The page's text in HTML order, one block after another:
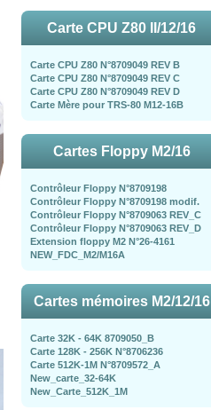
Carte CPU Z80 II/12/16
Carte CPU Z80 N°8709049 REV B
Carte CPU Z80 N°8709049 REV C
Carte CPU Z80 N°8709049 REV D
Carte Mère pour TRS-80 M12-16B
Cartes Floppy M2/16
Contrôleur Floppy N°8709198
Contrôleur Floppy N°8709198 modif.
Contrôleur Floppy N°8709063 REV_C
Contrôleur Floppy N°8709063 REV_D
Extension floppy M2 N°26-4161
NEW_FDC_M2/M16A
Cartes mémoires M2/12/16
Carte 32K - 64K 8709050_B
Carte 128K - 256K N°8706236
Carte 512K-1M N°8709572_A
New_carte_32-64K
New_Carte_512K_1M